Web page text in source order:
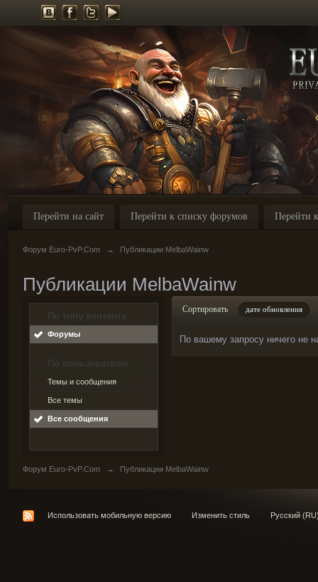
Перейти на сайт Перейти к списку форумов Перейти
Форум Euro-PvP.Com → Публикации MelbaWainw
Публикации MelbaWainw
По типу контента
Форумы
По пользователю
Темы и сообщения
Все темы
Все сообщения
Сортировать дате обновления
По вашему запросу ничего не
Форум Euro-PvP.Com → Публикации MelbaWainw
Использовать мобильную версию Изменить стиль Русский